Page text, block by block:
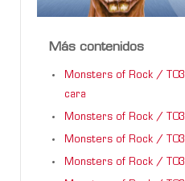
Más contenidos
Monsters of Rock /
cara
Monsters of Rock /
Monsters of Rock /
Monsters of Rock /